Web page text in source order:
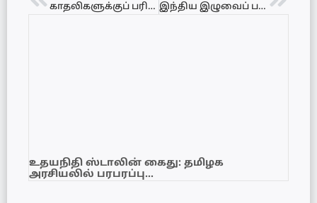
காதலிகளுக்குப் பரிசளிக்கத் திருட்டு: 61 மாணிக்கக் கற்களுடன் 18 வயது இளைஞன் கைது! இந்திய இழுவைப் படகுகளைத் தடுக்கக் கோரி யாழில் மீனவர்கள் பாரிய போராட்டம்!
உதயநிதி ஸ்டாலின் கைது: தமிழக
அரசியலில் பரபரப்பு…